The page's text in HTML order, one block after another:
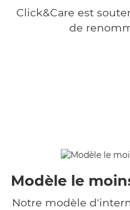
Click&Care est
de
Modèle le
Notre modèle